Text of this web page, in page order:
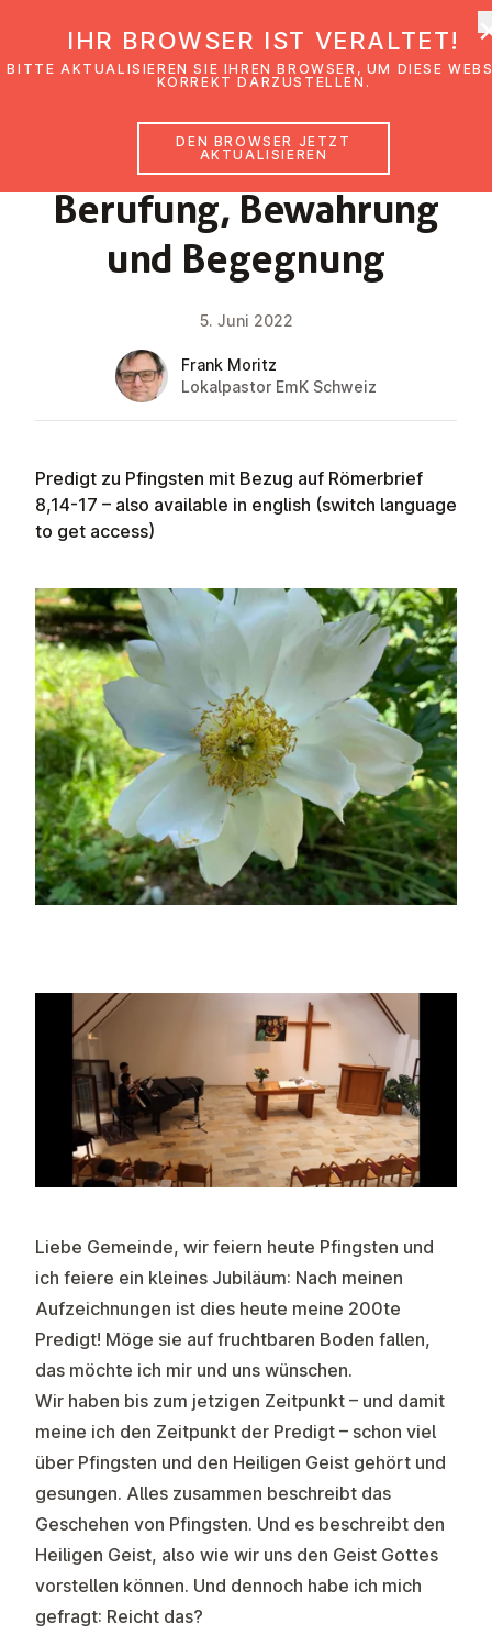
Berufung, Bewahrung
und Begegnung
GLAUBENSIMPULS
5. Juni 2022
Frank Moritz
Lokalpastor EmK Schweiz
Predigt zu Pfingsten mit Bezug auf Römerbrief
8,14-17 – also available in english (switch language
to get access)
Liebe Gemeinde, wir feiern heute Pfingsten und
ich feiere ein kleines Jubiläum: Nach meinen
Aufzeichnungen ist dies heute meine 200te
Predigt! Möge sie auf fruchtbaren Boden fallen,
das möchte ich mir und uns wünschen.
Wir haben bis zum jetzigen Zeitpunkt – und damit
meine ich den Zeitpunkt der Predigt – schon viel
über Pfingsten und den Heiligen Geist gehört und
gesungen. Alles zusammen beschreibt das
Geschehen von Pfingsten. Und es beschreibt den
Heiligen Geist, also wie wir uns den Geist Gottes
vorstellen können. Und dennoch habe ich mich
gefragt: Reicht das?
IHR BROWSER IST VERALTET!
BITTE AKTUALISIEREN SIE IHREN BROWSER, UM DIESE
KORREKT DARZUSTELLEN.
DEN BROWSER JETZT
AKTUALISIEREN